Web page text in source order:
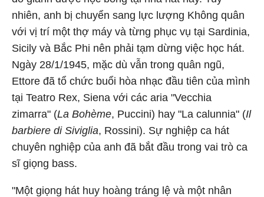
nhiên, anh bị chuyển sang lực lượng Không quân
với vị trí một thợ máy và từng phục vụ tại Sardinia,
Sicily và Bắc Phi nên phải tạm dừng việc học hát.
Ngày 28/1/1945, mặc dù vẫn trong quân ngũ,
Ettore đã tổ chức buổi hòa nhạc đầu tiên của mình
tại Teatro Rex, Siena với các aria "Vecchia
zimarra" (La Bohème, Puccini) hay "La calunnia" (Il
barbiere di Siviglia, Rossini). Sự nghiệp ca hát
chuyên nghiệp của anh đã bắt đầu trong vai trò ca
sĩ giọng bass.
"Một giọng hát huy hoàng tráng lệ và một nhân